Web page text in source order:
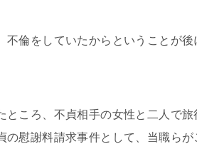
倫をしていたからということが
ころ、不貞相手の女性と二人で
慰謝料請求事件として、当職ら